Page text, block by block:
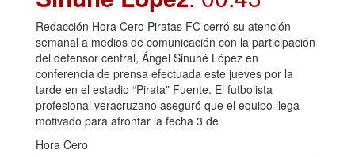
Redacción Hora Cero Piratas FC cerró su atención
semanal a medios de comunicación con la participación
del defensor central, Ángel Sinuhé López en
conferencia de prensa efectuada este jueves por la
tarde en el estadio “Pirata” Fuente. El futbolista
profesional veracruzano aseguró que el equipo llega
motivado para afrontar la fecha 3 de
Hora Cero